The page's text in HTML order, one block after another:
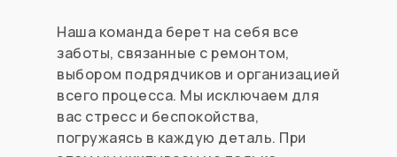
Наша команда берет на себя все
заботы, связанные с ремонтом,
выбором подрядчиков и организацией
всего процесса. Мы исключаем для
вас стресс и беспокойства,
погружаясь в каждую деталь. При